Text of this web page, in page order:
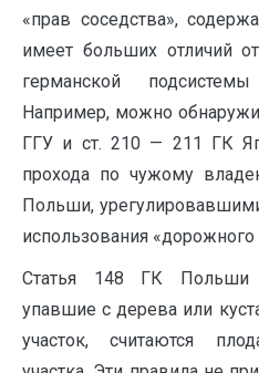
«прав соседства»,
имеет больших отличий
германской
Например, можно
ГГУ и ст. 210 — 211 ГК
прохода по чужому
Польши,
использования «дорожного
Статья 148 ГК Польши
упавшие с дерева или
участок, считаются